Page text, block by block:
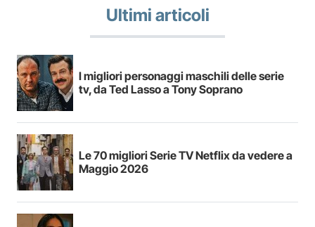
Ultimi articoli
I migliori personaggi maschili delle serie
tv, da Ted Lasso a Tony Soprano
Le 70 migliori Serie TV Netflix da vedere a
Maggio 2026